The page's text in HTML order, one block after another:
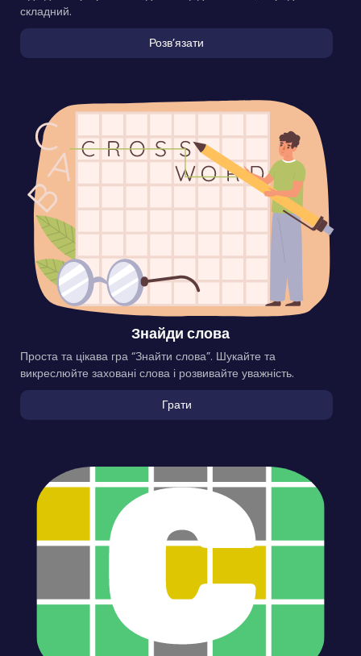
складний.
Розвʼязати
Знайди слова
Проста та цікава гра “Знайти слова”. Шукайте та
викреслюйте заховані слова і розвивайте уважність.
Грати